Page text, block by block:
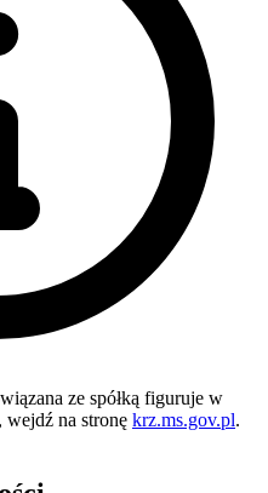
ze spółką figuruje w
wejdź na stronę krz.ms.gov.pl.